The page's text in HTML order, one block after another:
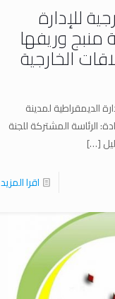
للإدارة
منبج وريفها
الخارجية
الديمقراطية لمدينة
الرئاسة المشتركة للجنة
[…]
اقرا المزيد